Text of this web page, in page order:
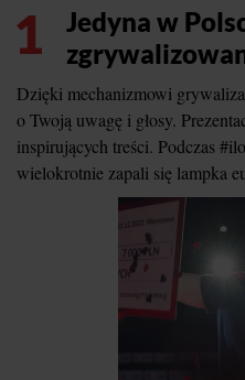
1
Jedyna w
Dzięki mechanizmowi
o Twoją uwagę i głosy.
inspirujących treści. Podczas
wielokrotnie zapali się lampka